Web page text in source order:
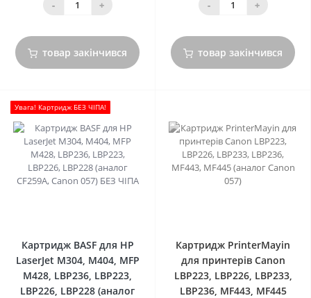
- +
товар закінчився
- +
товар закінчився
Увага! Картридж БЕЗ ЧІПА!
Картридж BASF для HP
LaserJet M304, M404, MFP
M428, LBP236, LBP223,
LBP226, LBP228 (аналог
Картридж PrinterMayin
для принтерів Canon
LBP223, LBP226, LBP233,
LBP236, MF443, MF445